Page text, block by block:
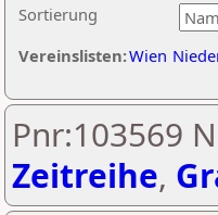
Sortierung
Vereinslisten:Wien
Pnr:103569
Zeitreihe,